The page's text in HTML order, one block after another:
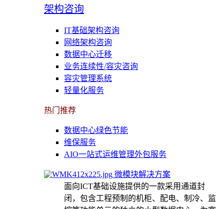
架构咨询
IT基础架构咨询
网络架构咨询
数据中心迁移
业务连续性/容灾咨询
容灾管理系统
轻量化服务
热门推荐
数据中心绿色节能
维保服务
AIO一站式运维管理外包服务
微模块解决方案
面向ICT基础设施提供的一款采用通道封
闭，包含工程预制的机柜、配电、制冷、监